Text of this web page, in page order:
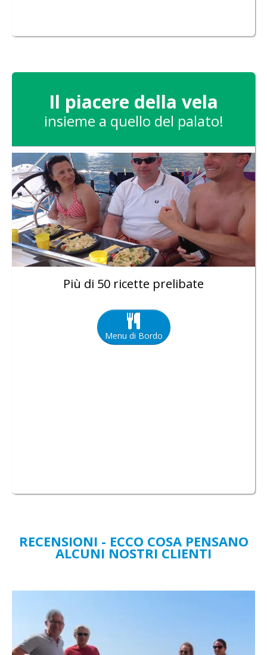
Il piacere della vela
insieme a quello del palato!
Più di 50 ricette prelibate
Menu di Bordo
RECENSIONI - ECCO COSA PENSANO
ALCUNI NOSTRI CLIENTI